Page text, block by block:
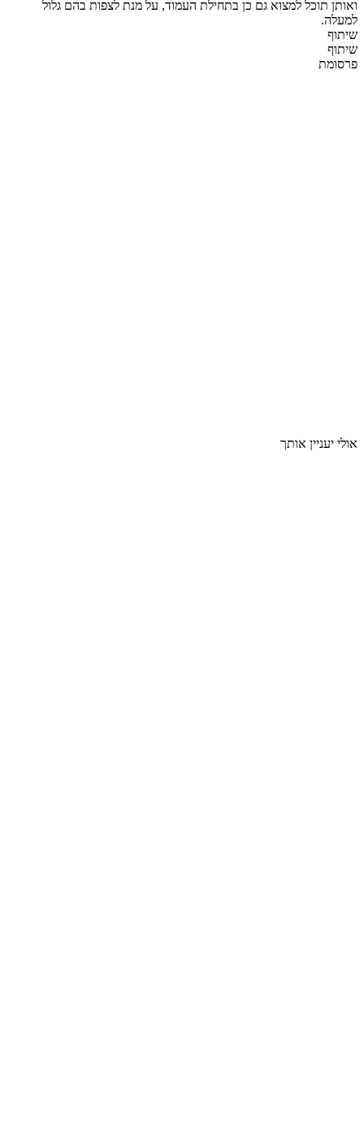
ואותן תוכל למצוא גם כן בתחילת העמוד, על מנת לצפות בהם גלול
למעלה.
שיתוף
שיתוף
פרסומת
אולי יעניין אותך